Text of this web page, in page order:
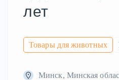
лет
Товары для животных
Минск, Минская